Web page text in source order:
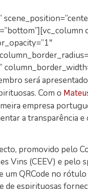
será
Com o
empresa
a transparência e
promovido pelo
Vins (CEEV) e pelo
um QRCode no
de espirituosas